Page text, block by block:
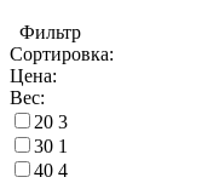
Фильтр
Сортировка:
Цена:
Вес:
20 3
30 1
40 4